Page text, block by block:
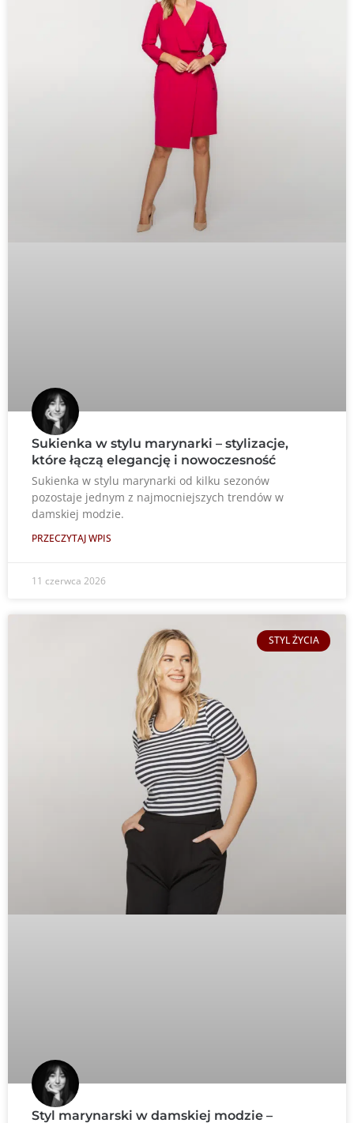
Sukienka w stylu marynarki – stylizacje,
które łączą elegancję i nowoczesność
Sukienka w stylu marynarki od kilku sezonów
pozostaje jednym z najmocniejszych trendów w
damskiej modzie.
PRZECZYTAJ WPIS
11 czerwca 2026
STYL ŻYCIA
Styl marynarski w damskiej modzie –